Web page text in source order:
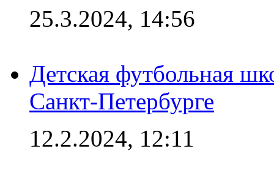
25.3.2024, 14:56
Детская футбольная
Санкт-Петербурге
12.2.2024, 12:11